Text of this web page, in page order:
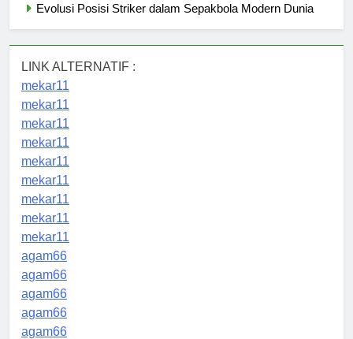
Evolusi Posisi Striker dalam Sepakbola Modern Dunia
LINK ALTERNATIF :
mekar11
mekar11
mekar11
mekar11
mekar11
mekar11
mekar11
mekar11
mekar11
agam66
agam66
agam66
agam66
agam66